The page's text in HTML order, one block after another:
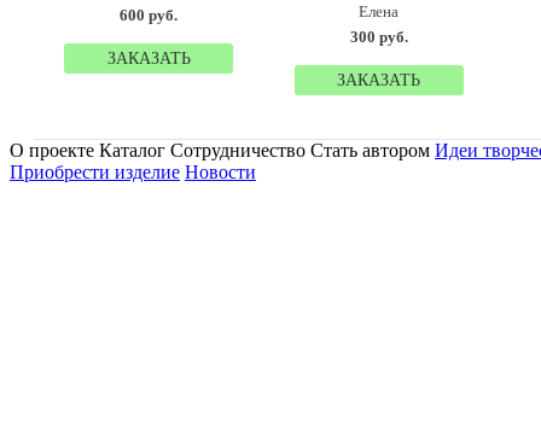
600 руб.
ЗАКАЗАТЬ
Елена
300 руб.
ЗАКАЗАТЬ
О проекте Каталог Сотрудничество Стать автором Идеи
Приобрести изделие Новости